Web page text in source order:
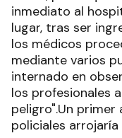
inmediato al
lugar, tras ser
los médicos
mediante varios
internado en
los profesionales
peligro".Un primer
policiales